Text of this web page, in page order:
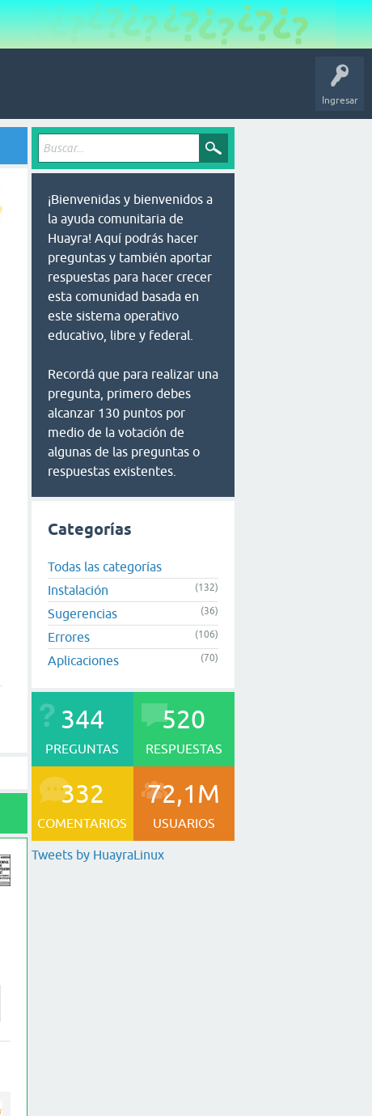
Ingresar
¡Bienvenidas y bienvenidos a
la ayuda comunitaria de
Huayra! Aquí podrás hacer
preguntas y también aportar
respuestas para hacer crecer
esta comunidad basada en
este sistema operativo
educativo, libre y federal.
Recordá que para realizar una
pregunta, primero debes
alcanzar 130 puntos por
medio de la votación de
algunas de las preguntas o
respuestas existentes.
Categorías
Todas las categorías
Instalación
(132)
Sugerencias (36)
Errores (106)
Aplicaciones (70)
344
PREGUNTAS
520
RESPUESTAS
332
COMENTARIOS
72,1M
USUARIOS
Tweets by HuayraLinux